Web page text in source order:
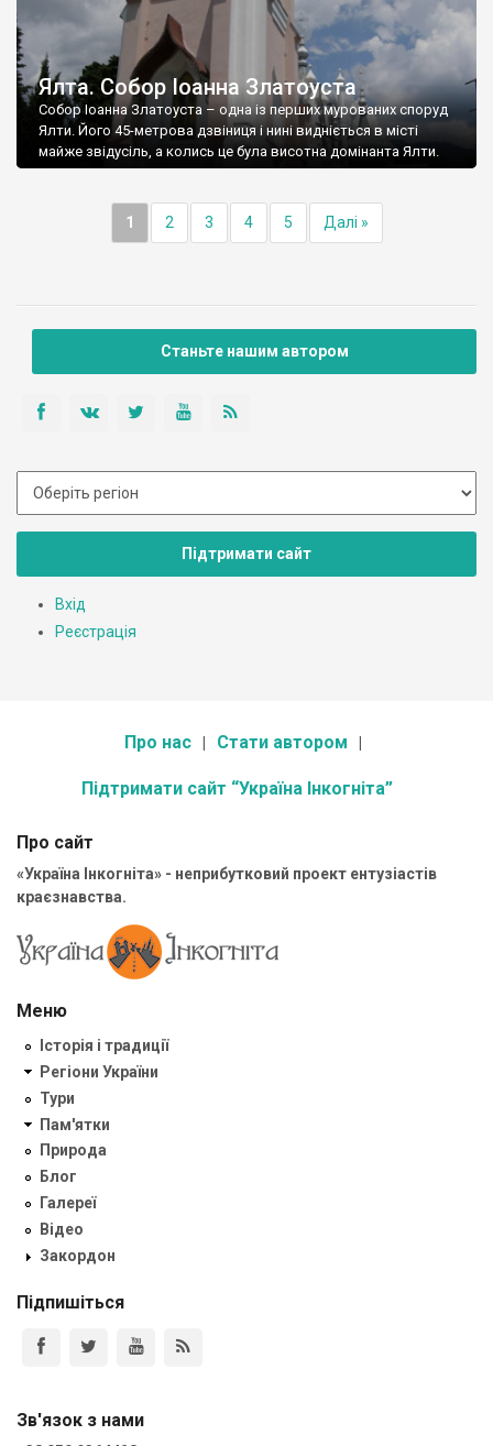
Ялта. Собор Іоанна Златоуста
Собор Іоанна Златоуста – одна із перших мурованих споруд
Ялти. Його 45-метрова дзвіниця і нині видніється в місті
майже звідусіль, а колись це була висотна домінанта Ялти.
1 2 3 4 5 Далі »
Станьте нашим автором
Підтримати сайт
Вхід
Реєстрація
Про нас Стати автором
Підтримати сайт “Україна Інкогніта”
Про сайт
«Україна Інкогніта» - неприбутковий проект ентузіастів
краєзнавства.
Меню
Історія і традиції
Регіони України
Тури
Пам'ятки
Природа
Блог
Галереї
Відео
Закордон
Підпишіться
Зв'язок з нами